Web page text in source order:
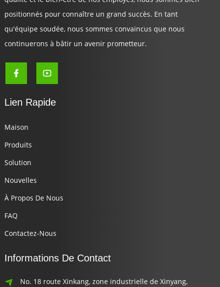
positionnés pour connaître un grand succès. En tant
qu'équipe soudée, nous sommes convaincus que nous
continuerons à bâtir un avenir prometteur.
Lien Rapide
Maison
Produits
Solution
Nouvelles
À Propos De Nous
FAQ
Contactez-Nous
Informations De Contact
No. 18 route Xinkang, zone industrielle de Xinyang,